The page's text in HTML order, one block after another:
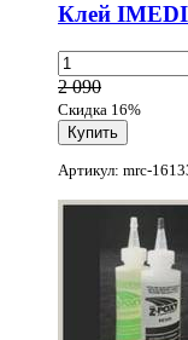
Клей
2 090
Скидка 16%
Артикул: mrc-